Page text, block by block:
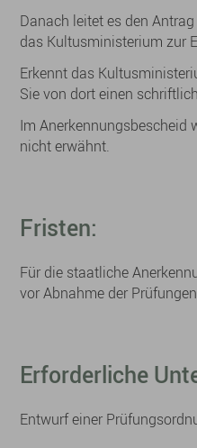
Danach leitet es den
das Kultusministerium zur
Erkennt das
Sie von dort einen
Im Anerkennungsbescheid
nicht erwähnt.
Fristen:
Für die staatliche
vor Abnahme der Prüfungen
Erforderliche
Entwurf einer